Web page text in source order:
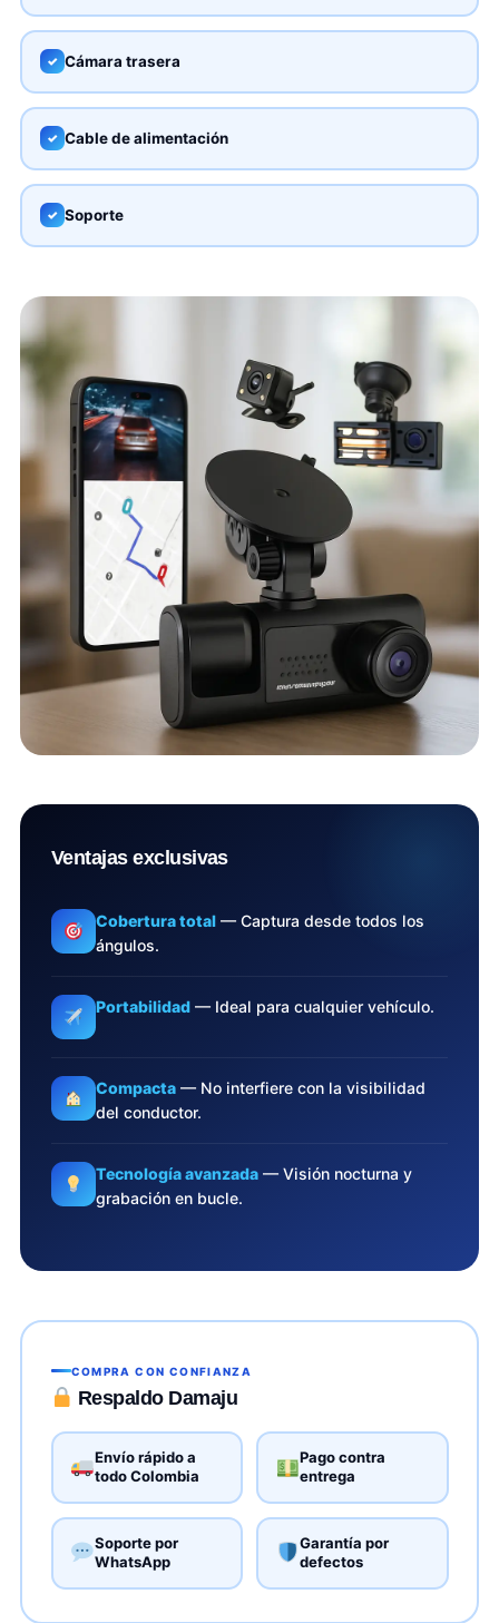
✓ Cámara trasera
✓ Cable de alimentación
✓ Soporte
Ventajas exclusivas
Cobertura total — Captura desde todos los
ángulos.
Portabilidad — Ideal para cualquier vehículo.
Compacta — No interfiere con la visibilidad
del conductor.
Tecnología avanzada — Visión nocturna y
grabación en bucle.
COMPRA CON CONFIANZA
Respaldo Damaju
Envío rápido a
todo Colombia
Pago contra
entrega
Soporte por
WhatsApp
Garantía por
defectos